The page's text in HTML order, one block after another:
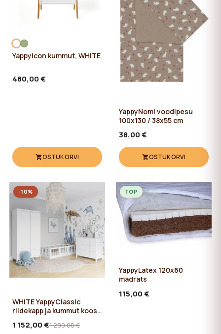
YappyIcon kummut, WHITE
480,00 €
OSTUKORVI
YappyNomi voodipesu
100x130 / 38x55 cm
38,00 €
OSTUKORVI
WHITE YappyClassic
riidekapp ja kummut koos
põrandavoodiga
1 152,00 €1 280,00 €
-10%
YappyLatex 120x60
madrats
115,00 €
TOP
klõpsates nupule "Keela kõik". Kui veebisaidi kasutaja
klõpsab nupule "Keela kõik", salvestatakse veebisaidil
veebisaidi toimimiseks vajalikud tehnilised küpsised, mille
kasutamiseks ei ole vaja kasutaja nõusolekut.